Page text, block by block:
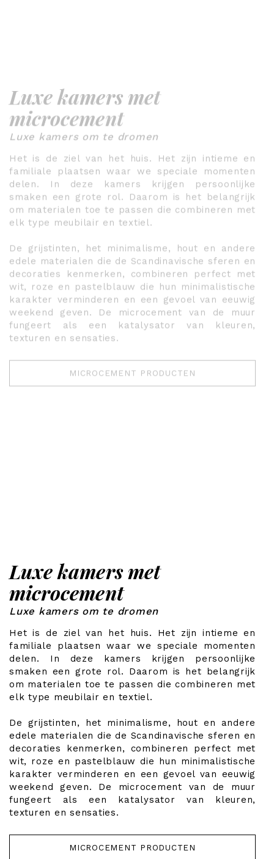
Luxe kamers met
microcement
Luxe kamers om te dromen
Het is de ziel van het huis. Het zijn intieme en
familiale plaatsen waar we speciale momenten
delen. In deze kamers krijgen persoonlijke
smaken een grote rol. Daarom is het belangrijk
om materialen toe te passen die combineren met
elk type meubilair en textiel.
De grijstinten, het minimalisme, hout en andere
edele materialen die de Scandinavische sferen en
decoraties kenmerken, combineren perfect met
wit, roze en pastelblauw die hun minimalistische
karakter verminderen en een gevoel van eeuwig
weekend geven. De microcement van de muur
fungeert als een katalysator van kleuren,
texturen en sensaties.
MICROCEMENT PRODUCTEN
Luxe kamers met
microcement
Luxe kamers om te dromen
Het is de ziel van het huis. Het zijn intieme en
familiale plaatsen waar we speciale momenten
delen. In deze kamers krijgen persoonlijke
smaken een grote rol. Daarom is het belangrijk
om materialen toe te passen die combineren met
elk type meubilair en textiel.
De grijstinten, het minimalisme, hout en andere
edele materialen die de Scandinavische sferen en
decoraties kenmerken, combineren perfect met
wit, roze en pastelblauw die hun minimalistische
karakter verminderen en een gevoel van eeuwig
weekend geven. De microcement van de muur
fungeert als een katalysator van kleuren,
texturen en sensaties.
MICROCEMENT PRODUCTEN